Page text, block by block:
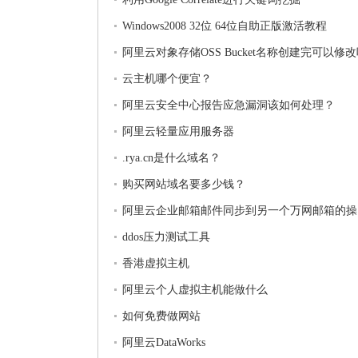
Windows2008 32位 64位自助正版激活教程
阿里云对象存储OSS Bucket名称创建完可以修
云主机哪个便宜？
阿里云安全中心报告应急漏洞该如何处理？
阿里云轻量应用服务器
.rya.cn是什么域名？
购买网站域名要多少钱？
阿里云企业邮箱邮件同步到另一个万网邮箱的操
ddos压力测试工具
香港虚拟主机
阿里云个人虚拟主机能做什么
如何免费做网站
阿里云DataWorks